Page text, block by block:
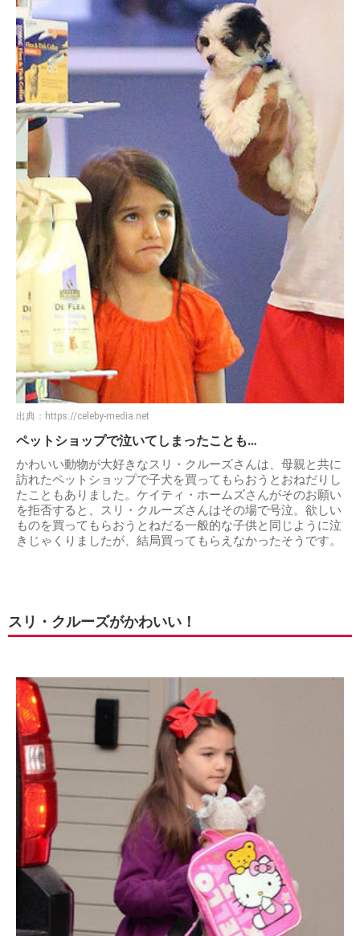
出典： https://celeby-media.net
ペットショップで泣いてしまったことも…
かわいい動物が大好きなスリ・クルーズさんは、母親と共に
訪れたペットショップで子犬を買ってもらおうとおねだりし
たこともありました。ケイティ・ホームズさんがそのお願い
を拒否すると、スリ・クルーズさんはその場で号泣。欲しい
ものを買ってもらおうとねだる一般的な子供と同じように泣
きじゃくりましたが、結局買ってもらえなかったそうです。
スリ・クルーズがかわいい！